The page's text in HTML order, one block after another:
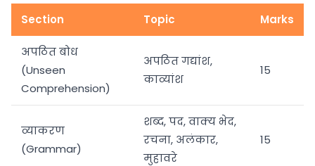
Section Topic Marks
अपठित बोध
(Unseen
Comprehension)
अपठित गद्यांश,
काव्यांश
15
व्याकरण
(Grammar)
शब्द, पद, वाक्य भेद,
रचना, अलंकार,
मुहावरे
15